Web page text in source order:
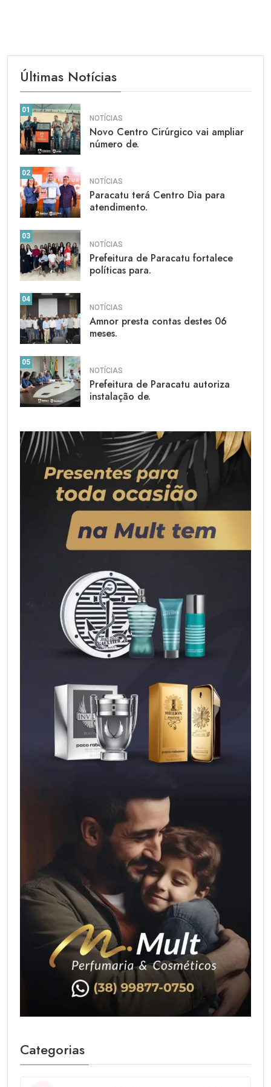
Últimas Notícias
01
NOTÍCIAS
Novo Centro Cirúrgico vai ampliar
número de.
02
NOTÍCIAS
Paracatu terá Centro Dia para
atendimento.
03
NOTÍCIAS
Prefeitura de Paracatu fortalece
políticas para.
04
NOTÍCIAS
Amnor presta contas destes 06
meses.
05
NOTÍCIAS
Prefeitura de Paracatu autoriza
instalação de.
Categorias